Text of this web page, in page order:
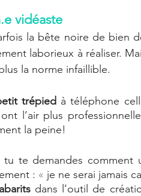
vidéaste
la bête noire de bien
laborieux à réaliser.
la norme infaillible.
trépied à téléphone
l’air plus
la peine!
te demandes comment
: «
dans l’outil de